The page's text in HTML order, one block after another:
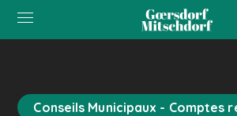
Conseils Municipaux - Comptes